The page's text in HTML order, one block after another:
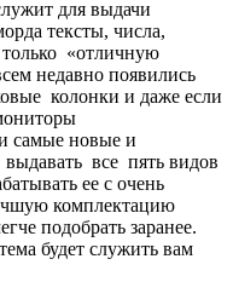
для выдачи
тексты, числа,
«отличную
недавно появились
колонки и даже если
самые новые и
все пять видов
ее с очень
комплектацию
подобрать заранее.
будет служить вам